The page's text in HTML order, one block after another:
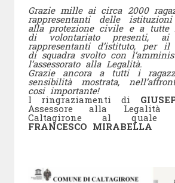
Grazie mille ai circa 2000
rappresentanti delle
alla protezione civile e a tutte
di volontariato presenti,
rappresentanti d’istituto, per
di squadra svolto con
l’assessorato alla Legalità.
Grazie ancora a tutti i
sensibilità mostrata,
cosi importante!
I ringraziamenti di
Assessore alla Legalità
Caltagirone al quale
FRANCESCO MIRABELLA